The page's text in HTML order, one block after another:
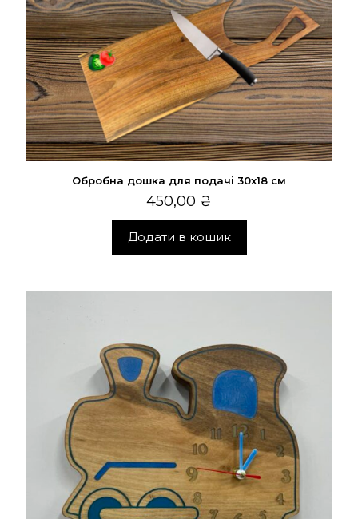
Обробна дошка для подачі 30х18 см
450,00 ₴
Додати в кошик